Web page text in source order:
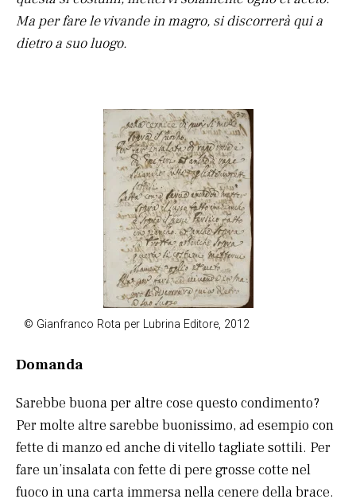
Ma per fare le vivande in magro, si discorrerà qui a
dietro a suo luogo.
© Gianfranco Rota per Lubrina Editore, 2012
Domanda
Sarebbe buona per altre cose questo condimento?
Per molte altre sarebbe buonissimo, ad esempio con
fette di manzo ed anche di vitello tagliate sottili. Per
fare un’insalata con fette di pere grosse cotte nel
fuoco in una carta immersa nella cenere della brace.